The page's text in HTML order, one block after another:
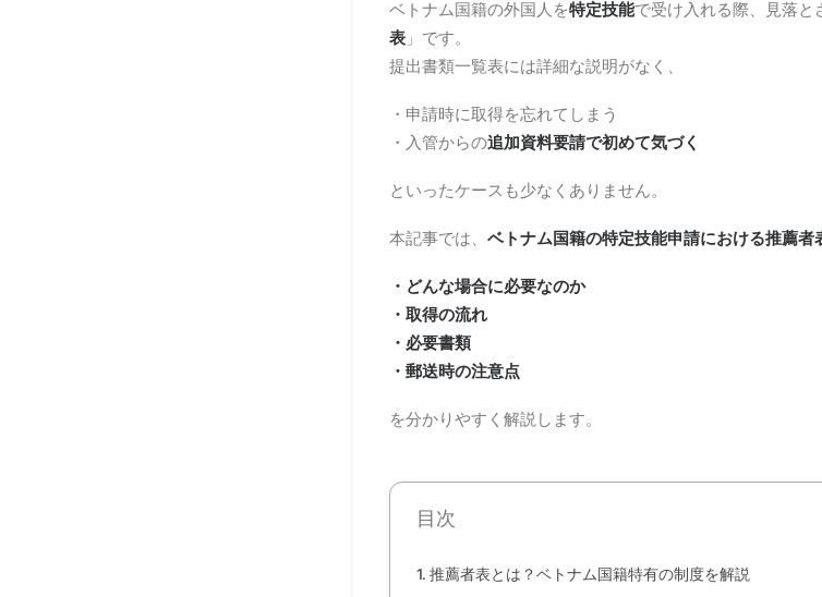
ベトナム国籍の外国人を特定技能で受け入れる際、見落と
表 」です。
提出書類一覧表には詳細な説明がなく、
・申請時に取得を忘れてしまう
・入管からの追加資料要請で初めて気づく
といったケースも少なくありません。
本記事では、 ベトナム国籍の特定技能申請における推薦
・どんな場合に必要なのか
・取得の流れ
・必要書類
・郵送時の注意点
を分かりやすく解説します。
目次
推薦者表とは？ベトナム国籍特有の制度を解説